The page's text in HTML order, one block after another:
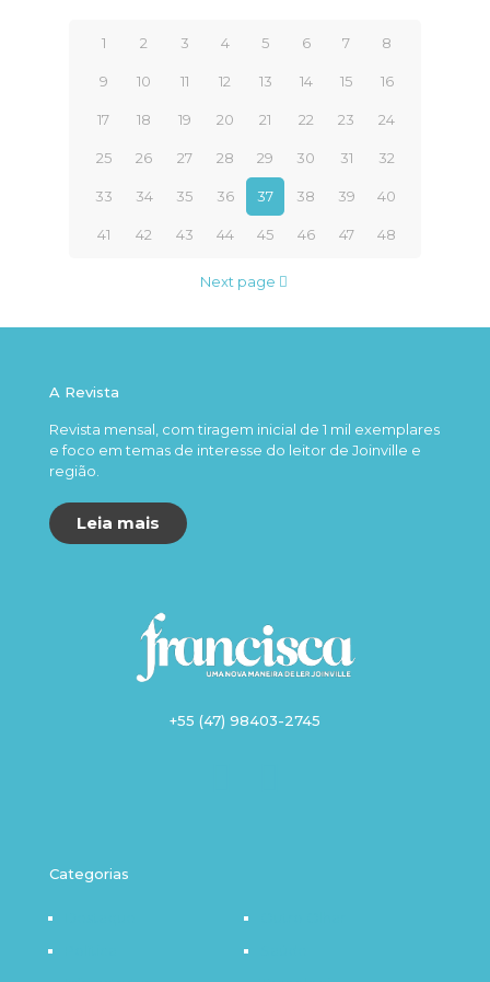
1 2 3 4 5 6 7 8
9 10 11 12 13 14 15 16
17 18 19 20 21 22 23 24
25 26 27 28 29 30 31 32
33 34 35 36 37 38 39 40
41 42 43 44 45 46 47 48
Next page
A Revista
Revista mensal, com tiragem inicial de 1 mil exemplares
e foco em temas de interesse do leitor de Joinville e
região.
Leia mais
+55 (47) 98403-2745
Categorias